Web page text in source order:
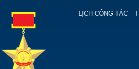
LỊCH CÔNG TÁC